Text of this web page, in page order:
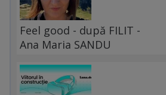
Feel good - după FILIT -
Ana Maria SANDU